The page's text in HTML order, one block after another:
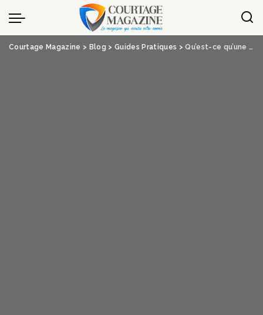
Panneau de gestion des cookies
Courtage Magazine > Blog > Guides Pratiques >Qu’est-ce qu’une assurance au tiers ?